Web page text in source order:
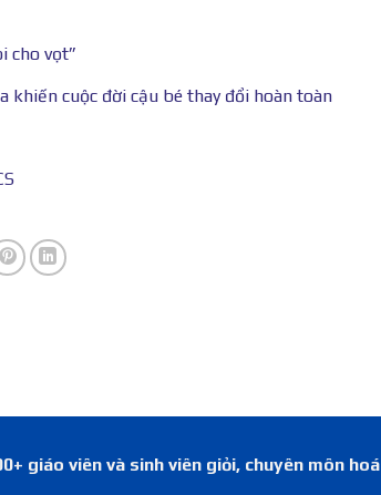
cho vọt”
khiến cuộc đời cậu bé thay đổi hoàn toàn
giáo viên và sinh viên giỏi, chuyên môn